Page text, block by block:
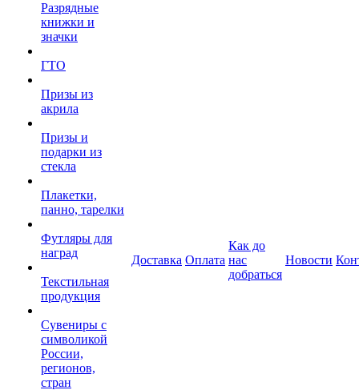
Разрядные
книжки и
значки
ГТО
Призы из
акрила
Призы и
подарки из
стекла
Плакетки,
панно, тарелки
Футляры для
наград
Текстильная
продукция
Сувениры с
символикой
России,
регионов,
стран
Доставка Оплата
Как до
нас
добраться
Новости